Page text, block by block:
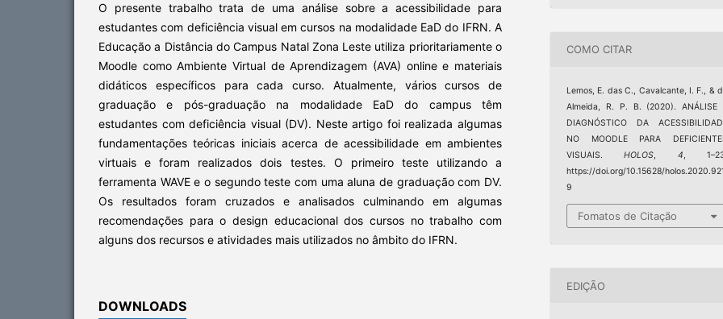
O presente trabalho trata de uma análise sobre a acessibilidade para
estudantes com deficiência visual em cursos na modalidade EaD do IFRN. A
Educação a Distância do Campus Natal Zona Leste utiliza prioritariamente o
Moodle como Ambiente Virtual de Aprendizagem (AVA) online e materiais
didáticos específicos para cada curso. Atualmente, vários cursos de
graduação e pós-graduação na modalidade EaD do campus têm
estudantes com deficiência visual (DV). Neste artigo foi realizada algumas
fundamentações teóricas iniciais acerca de acessibilidade em ambientes
virtuais e foram realizados dois testes. O primeiro teste utilizando a
ferramenta WAVE e o segundo teste com uma aluna de graduação com DV.
Os resultados foram cruzados e analisados culminando em algumas
recomendações para o design educacional dos cursos no trabalho com
alguns dos recursos e atividades mais utilizados no âmbito do IFRN.
DOWNLOADS
COMO CITAR
Lemos, E. das C., Cavalcante, I. F., &
Almeida, R. P. B. (2020). ANÁLISE
DIAGNÓSTICO DA
NO MOODLE PARA
VISUAIS.HOLOS 4 ,
https://doi.org/10.15628/
9
Fomatos de Citação
EDIÇÃO